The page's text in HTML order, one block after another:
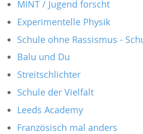
MINT / Jugend forscht
Experimentelle Physik
Schule ohne Rassismus -
Balu und Du
Streitschlichter
Schule der Vielfalt
Leeds Academy
Französisch mal anders